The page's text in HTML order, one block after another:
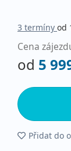
3 termíny od
Cena
od 5
Přidat do